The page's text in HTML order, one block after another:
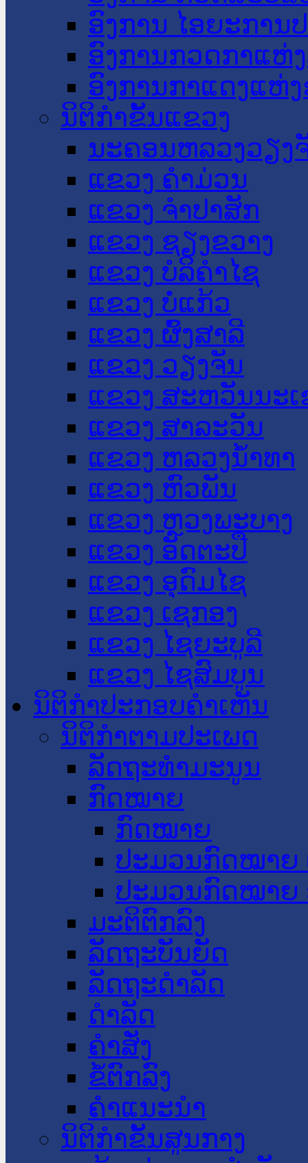
ອົງການ ໄອຍະການ
ອົງການກວດກາແຫ່
ອົງການກາແດງແຫ່
ນິຕິກໍາຂັ້ນແຂວງ
ນະ​ຄອນ​ຫລວງວຽງ
ແຂວງ ຄໍາມ່ວນ
ແຂວງ ຈໍາປາສັກ
ແຂວງ ຊຽງຂວາງ
ແຂວງ ບໍລິຄໍາໄຊ
ແຂວງ ບໍ່ແກ້ວ
ແຂວງ ຜົ້ງສາລີ
ແຂວງ ວຽງຈັນ
ແຂວງ ສະຫວັນນະ
ແຂວງ ສາລະວັນ
ແຂວງ ຫລວງນໍ້າທາ
ແຂວງ ຫົວພັນ
ແຂວງ ຫຼວງພະບາງ
ແຂວງ ອັດຕະປື
ແຂວງ ອຸດົມໄຊ
ແຂວງ ເຊກອງ
ແຂວງ ໄຊຍະບູລີ
ແຂວງ ໄຊສົມບູນ
ນິຕິກໍາປະກອບຄໍາເຫັນ
ນິຕິກໍາຕາມປະເພດ
ລັດຖະທໍາມະນູນ
ກົດໝາຍ
ກົດໝາຍ
ປະມວນກົດໝາຍ
ປະມວນກົດໝາຍ
ມະຕິຕົກລົງ
ລັດຖະບັນຍັດ
ລັດຖະດໍາລັດ
ດໍາລັດ
ຄໍາສັ່ງ
ຂໍ້ຕົກລົງ
ຄໍາແນະນໍາ
ນິຕິກຳຂັ້ນສູນກາງ